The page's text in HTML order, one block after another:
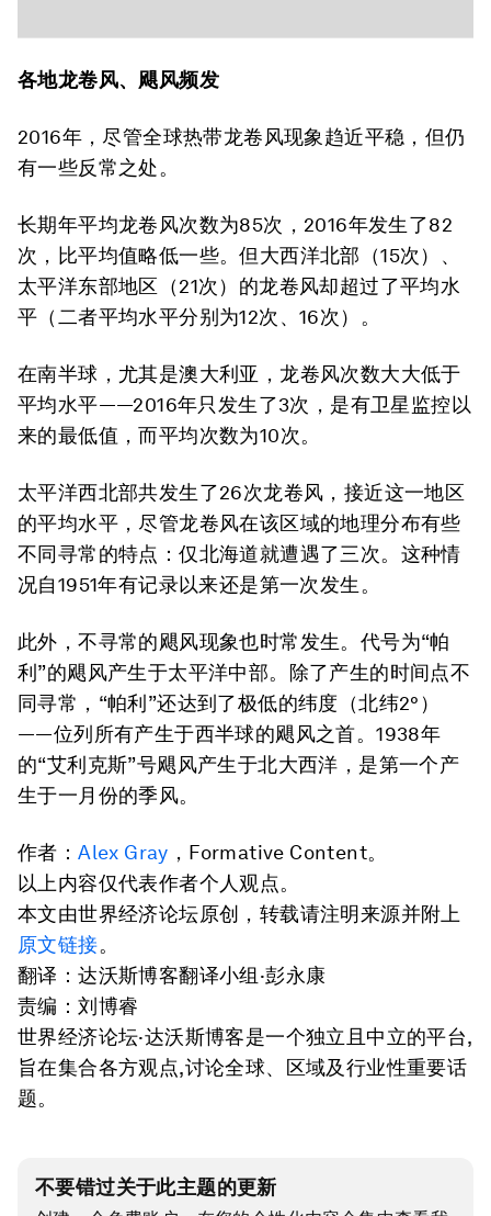
各地龙卷风、飓风频发
2016年，尽管全球热带龙卷风现象趋近平稳，但仍
有一些反常之处。
长期年平均龙卷风次数为85次，2016年发生了82
次，比平均值略低一些。但大西洋北部（15次）、
太平洋东部地区（21次）的龙卷风却超过了平均水
平（二者平均水平分别为12次、16次）。
在南半球，尤其是澳大利亚，龙卷风次数大大低于
平均水平——2016年只发生了3次，是有卫星监控以
来的最低值，而平均次数为10次。
太平洋西北部共发生了26次龙卷风，接近这一地区
的平均水平，尽管龙卷风在该区域的地理分布有些
不同寻常的特点：仅北海道就遭遇了三次。这种情
况自1951年有记录以来还是第一次发生。
此外，不寻常的飓风现象也时常发生。代号为“帕
利”的飓风产生于太平洋中部。除了产生的时间点不
同寻常，“帕利”还达到了极低的纬度（北纬2°）
——位列所有产生于西半球的飓风之首。1938年
的“艾利克斯”号飓风产生于北大西洋，是第一个产
生于一月份的季风。
作者：Alex Gray ，Formative Content。
以上内容仅代表作者个人观点。
本文由世界经济论坛原创，转载请注明来源并附上
原文链接。
翻译：达沃斯博客翻译小组·彭永康
责编：刘博睿
世界经济论坛·达沃斯博客是一个独立且中立的平台,
旨在集合各方观点,讨论全球、区域及行业性重要话
题。
不要错过关于此主题的更新